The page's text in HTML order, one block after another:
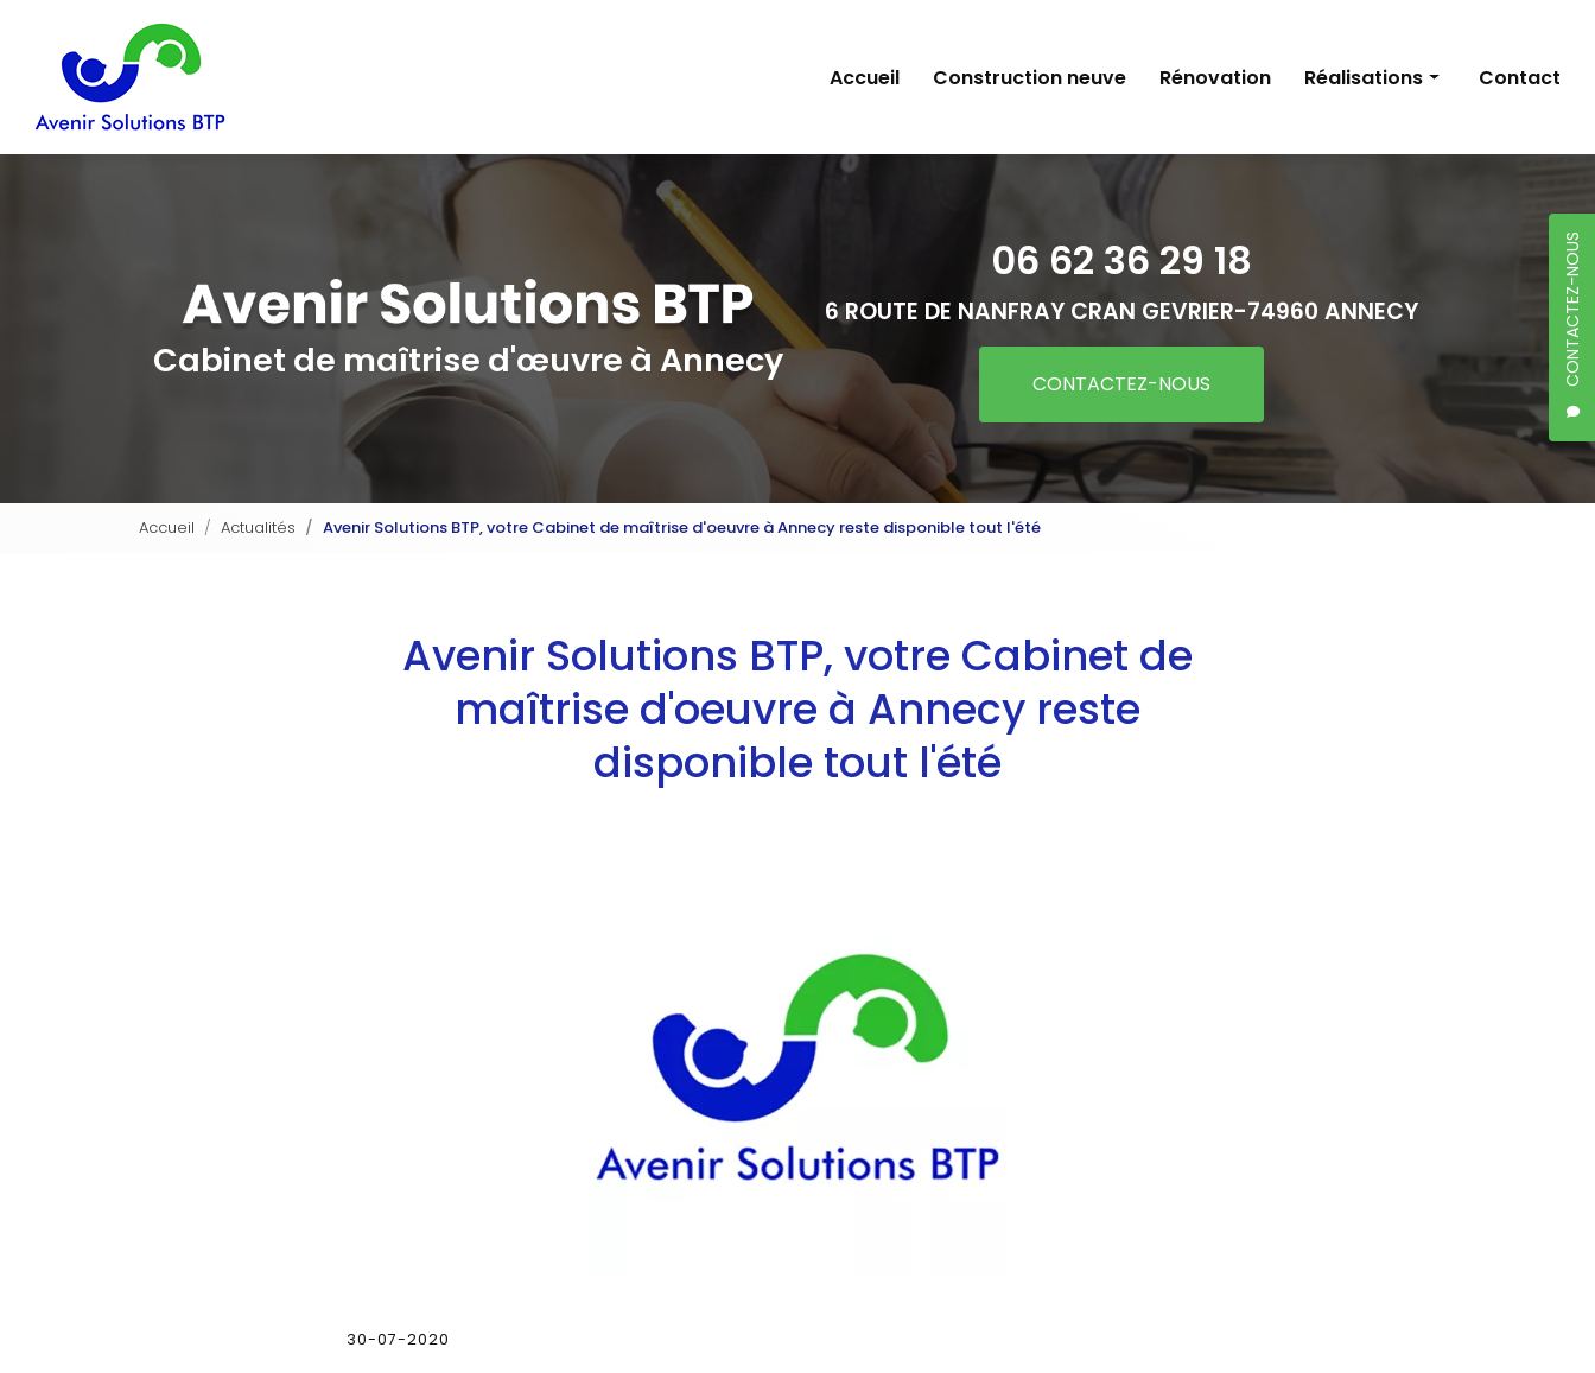
contenu
principal
CONTACTEZ-NOUS
Accueil Construction neuve Rénovation Réalisations Contact
Cabinet de maîtrise d'œuvre à Annecy
06 62 36 29 18
6 ROUTE DE NANFRAY CRAN GEVRIER-74960 ANNECY
CONTACTEZ-NOUS
Accueil Actualités Avenir Solutions BTP, votre Cabinet de maîtrise d'oeuvre à Annecy reste disponible tout l'été
Avenir Solutions BTP, votre Cabinet de
maîtrise d'oeuvre à Annecy reste
disponible tout l'été
30-07-2020